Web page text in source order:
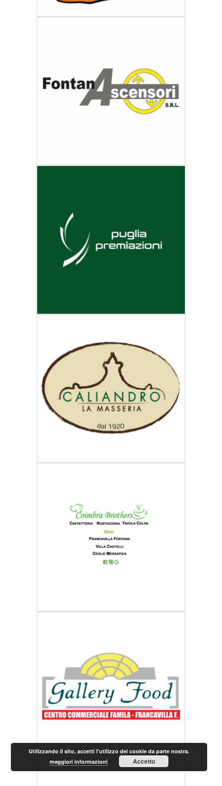
Utilizzando il sito, accetti l'utilizzo dei cookie da parte nostra.
maggiori informazioni
Accetto